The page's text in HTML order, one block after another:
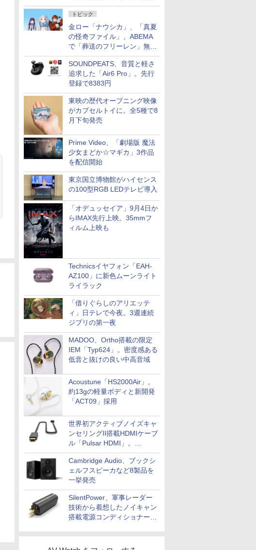
ルフはペア3万円以下
トピック
金ロー「ナウシカ」、「真夏
の怪奇ファイル」、ABEMA
で「葬送のフリーレン」無料
配信など。夏の特番・配信情
報
SOUNDPEATS、音質と軽さ
追求した「Air6 Pro」。先行
登録で8383円
東映の歴代オープニング映像
がカプセルトイに。全5種で8
月下旬発売
Prime Video、「劇場版 魔法
少女まどか☆マギカ」3作品
を配信開始
東京国立博物館がハイセンス
の100型RGB LEDテレビ導入
「オデュッセイア」9月4日か
らIMAX先行上映。35mmフ
ィルム上映も
Technicsイヤフォン「EAH-
AZ100」に新色ムーンライト
ライラック
「借りぐらしのアリエッテ
ィ」日テレで今夜。3週連続
ジブリの第一夜
MADOO、Ortho搭載の限定
IEM「Typ624」。密度感ある
低音と抜けの良い中高音域
Acoustune「HS2000Air」。
約13gの軽量ボディと新開発
「ACT09」採用
世界初アクティブノイズキャ
ンセリングII搭載HDMIケーブ
ル「Pulsar HDMI」。
SilentPowerから
Cambridge Audio、ブックシ
ェルフスピーカなど8製品を
一挙発売
SilentPower、軍事レーダー
技術から着想したノイキャン
搭載電源コンディショナー